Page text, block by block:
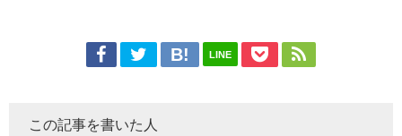
LINE
この記事を書いた人